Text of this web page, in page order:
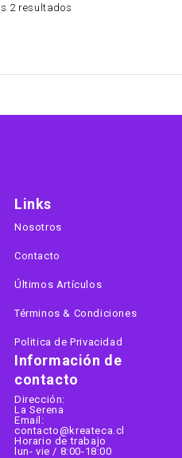
2 resultados
Información de
contacto
Dirección:
La Serena
Email:
contacto@kreateca.cl
Horario de trabajo
lun- vie / 8:00-18:00
Links
Nosotros
Contacto
Últimos Artículos
Términos & Condiciones
Politica de Privacidad